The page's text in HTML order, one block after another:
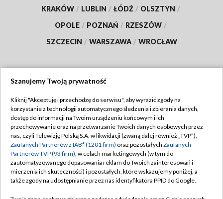
KRAKÓW / LUBLIN / ŁÓDŹ / OLSZTYN /
OPOLE / POZNAŃ / RZESZÓW /
SZCZECIN / WARSZAWA / WROCŁAW
TVP
Abonament TVP
Emisja w TVP
Centrum informacji TVP
Naziemna Telewizja Cyfrowa
Regulamin TVP
Polityka prywatności
Moje zgody
Pomoc
Szanujemy Twoją prywatność
Kliknij "Akceptuję i przechodzę do serwisu", aby wyrazić zgody na
korzystanie z technologii automatycznego śledzenia i zbierania danych,
dostęp do informacji na Twoim urządzeniu końcowym i ich
przechowywanie oraz na przetwarzanie Twoich danych osobowych przez
nas, czyli Telewizję Polską S.A. w likwidacji (zwaną dalej również „TVP”),
Zaufanych Partnerów z IAB* (1201 firm) oraz pozostałych Zaufanych
Partnerów TVP (93 firm), w celach marketingowych (w tym do
zautomatyzowanego dopasowania reklam do Twoich zainteresowań i
mierzenia ich skuteczności) i pozostałych, które wskazujemy poniżej, a
także zgody na udostępnianie przez nas identyfikatora PPID do Google.